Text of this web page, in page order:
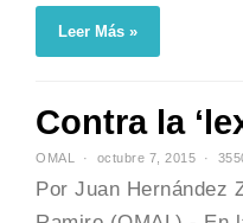
Leer Más »
Contra la
OMAL octubre 7, 2015
Por Juan Hernández